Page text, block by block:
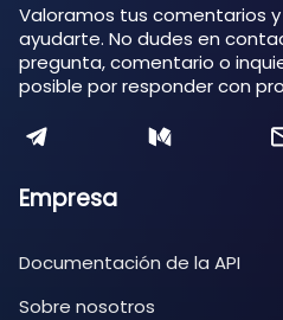
Valoramos tus comentarios
ayudarte. No dudes en
pregunta, comentario o
posible por responder con
Empresa
Documentación de la API
Sobre nosotros